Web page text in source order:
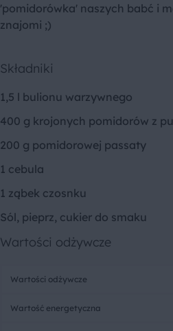
'pomidorówka' naszych babć i
znajomi ;)
Składniki
1,5 l bulionu warzywnego
400 g krojonych pomidorów z
200 g pomidorowej passaty
1 cebula
1 ząbek czosnku
Sól, pieprz, cukier do smaku
Wartości odżywcze
Wartości odżywcze
Wartość energetyczna